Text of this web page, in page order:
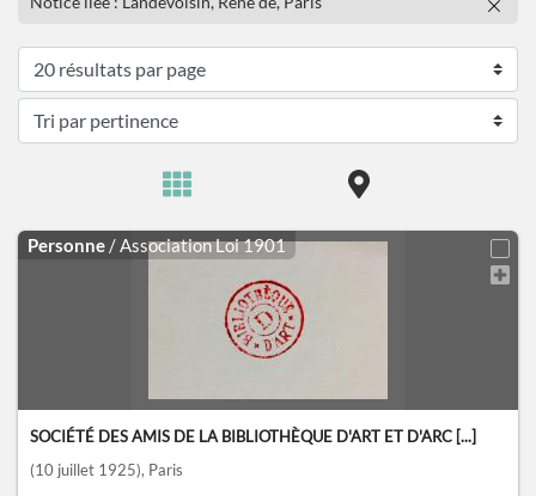
Personne / Association Loi 1901
SOCIÉTÉ DES AMIS DE LA BIBLIOTHÈQUE D'ART ET D'ARC [...]
(10 juillet 1925), Paris